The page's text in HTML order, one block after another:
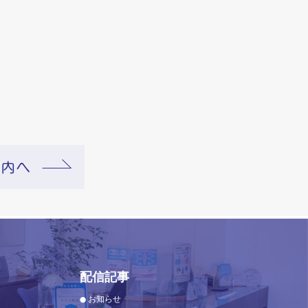
配信記事
お知らせ